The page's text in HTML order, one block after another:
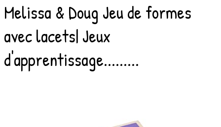
Laits
2e
âge
de
Melissa & Doug Jeu de formes
avec lacets| Jeux
d'apprentissage.........